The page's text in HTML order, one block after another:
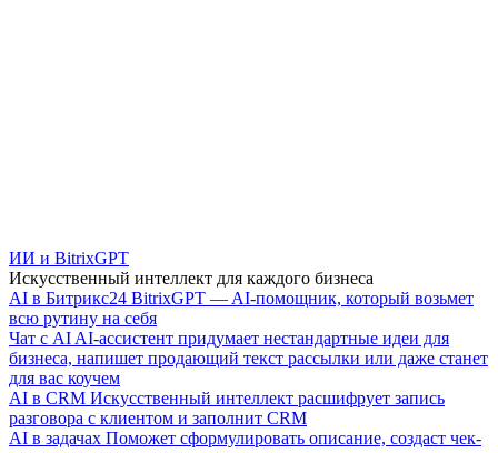
ИИ и BitrixGPT
Искусственный интеллект для каждого бизнеса
AI в Битрикс24 BitrixGPT — AI-помощник, который возьмет
всю рутину на себя
Чат с AI AI-ассистент придумает нестандартные идеи для
бизнеса, напишет продающий текст рассылки или даже станет
для вас коучем
AI в CRM Искусственный интеллект расшифрует запись
разговора с клиентом и заполнит CRM
AI в задачах Поможет сформулировать описание, создаст чек-